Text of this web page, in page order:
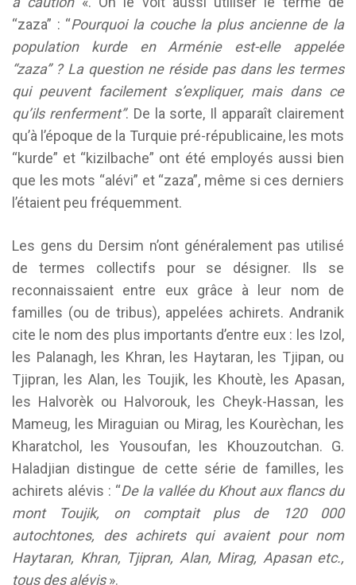
“zaza” : “Pourquoi la couche la plus ancienne de la
population kurde en Arménie est-elle appelée
“zaza” ? La question ne réside pas dans les termes
qui peuvent facilement s’expliquer, mais dans ce
qu’ils renferment”. De la sorte, Il apparaît clairement
qu’à l’époque de la Turquie pré-républicaine, les mots
“kurde” et “kizilbache” ont été employés aussi bien
que les mots “alévi” et “zaza”, même si ces derniers
l’étaient peu fréquemment.
Les gens du Dersim n’ont généralement pas utilisé
de termes collectifs pour se désigner. Ils se
reconnaissaient entre eux grâce à leur nom de
familles (ou de tribus), appelées achirets. Andranik
cite le nom des plus importants d’entre eux : les Izol,
les Palanagh, les Khran, les Haytaran, les Tjipan, ou
Tjipran, les Alan, les Toujik, les Khoutè, les Apasan,
les Halvorèk ou Halvorouk, les Cheyk-Hassan, les
Mameug, les Miraguian ou Mirag, les Kourèchan, les
Kharatchol, les Yousoufan, les Khouzoutchan. G.
Haladjian distingue de cette série de familles, les
achirets alévis : “De la vallée du Khout aux flancs du
mont Toujik, on comptait plus de 120 000
autochtones, des achirets qui avaient pour nom
Haytaran, Khran, Tjipran, Alan, Mirag, Apasan etc.,
tous des alévis».